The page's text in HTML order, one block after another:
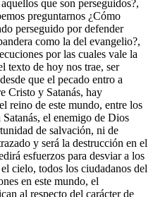
que son perseguidos?,
preguntarnos ¿Cómo
perseguido por defender
como la del evangelio?,
por las cuales vale la
texto de hoy nos trae, ser
que el pecado entro a
Cristo y Satanás, hay
reino de este mundo, entre los
el enemigo de Dios
de salvación, ni de
y será la destrucción en el
esfuerzos para desviar a los
cielo, todos los ciudadanos del
en este mundo, el
al respecto del carácter de